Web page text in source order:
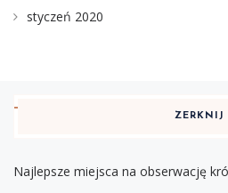
styczeń 2020
ZERKNIJ
Najlepsze miejsca na obserwację